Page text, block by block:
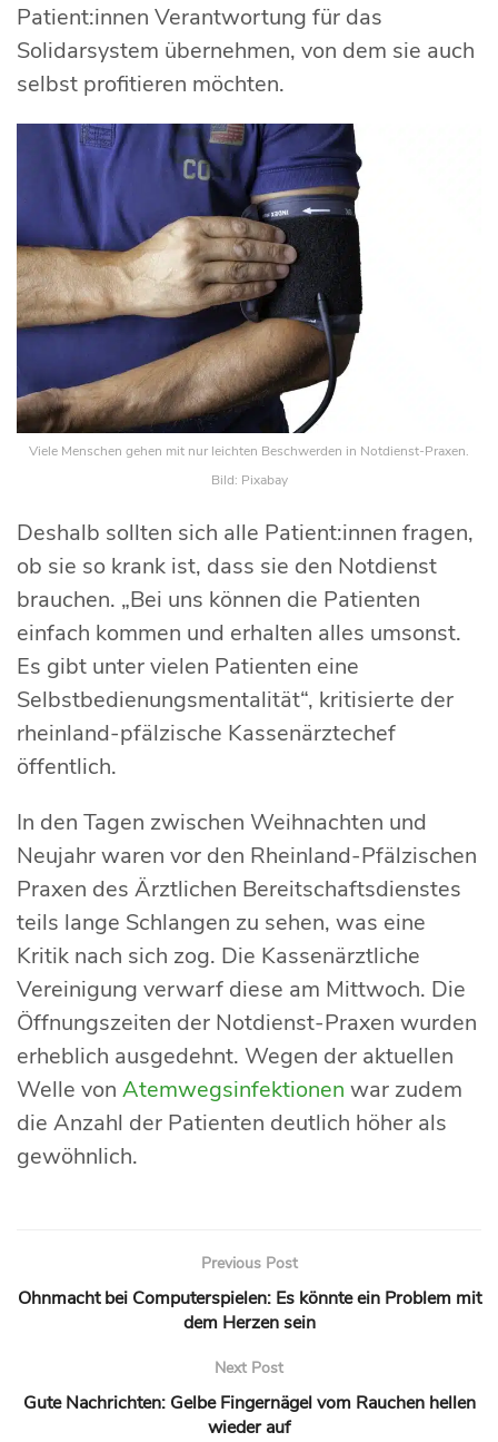
Patient:innen Verantwortung für das
Solidarsystem übernehmen, von dem sie auch
selbst profitieren möchten.
Viele Menschen gehen mit nur leichten Beschwerden in Notdienst-Praxen.
Bild: Pixabay
Deshalb sollten sich alle Patient:innen fragen,
ob sie so krank ist, dass sie den Notdienst
brauchen. „Bei uns können die Patienten
einfach kommen und erhalten alles umsonst.
Es gibt unter vielen Patienten eine
Selbstbedienungsmentalität“, kritisierte der
rheinland-pfälzische Kassenärztechef
öffentlich.
In den Tagen zwischen Weihnachten und
Neujahr waren vor den Rheinland-Pfälzischen
Praxen des Ärztlichen Bereitschaftsdienstes
teils lange Schlangen zu sehen, was eine
Kritik nach sich zog. Die Kassenärztliche
Vereinigung verwarf diese am Mittwoch. Die
Öffnungszeiten der Notdienst-Praxen wurden
erheblich ausgedehnt. Wegen der aktuellen
Welle von Atemwegsinfektionen war zudem
die Anzahl der Patienten deutlich höher als
gewöhnlich.
Previous Post
Ohnmacht bei Computerspielen: Es könnte ein Problem mit
dem Herzen sein
Next Post
Gute Nachrichten: Gelbe Fingernägel vom Rauchen hellen
wieder auf